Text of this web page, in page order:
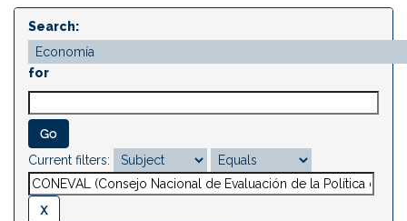
Search:
for
Current filters: